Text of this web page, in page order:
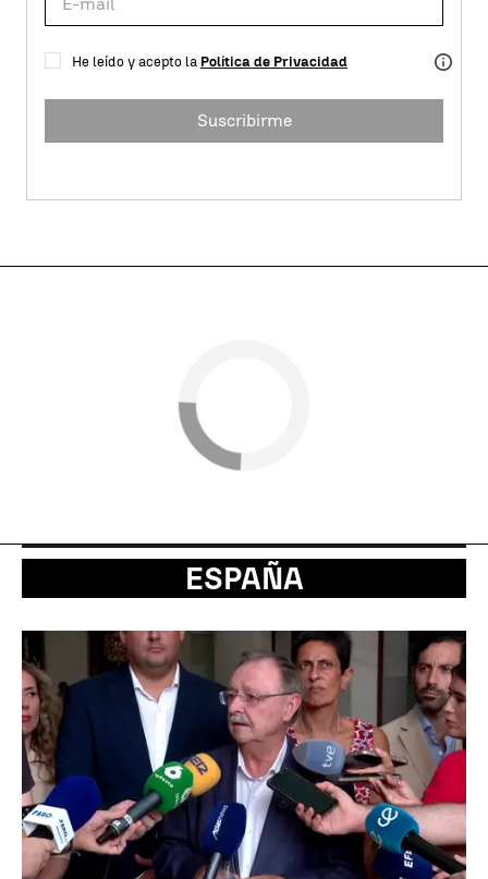
He leído y acepto la Política de Privacidad
Suscribirme
ESPAÑA